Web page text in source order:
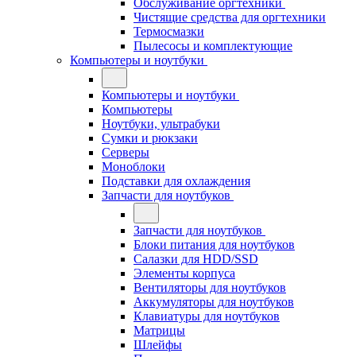
Обслуживание оргтехники
Чистящие средства для оргтехники
Термосмазки
Пылесосы и комплектующие
Компьютеры и ноутбуки
Компьютеры и ноутбуки
Компьютеры
Ноутбуки, ультрабуки
Сумки и рюкзаки
Серверы
Моноблоки
Подставки для охлаждения
Запчасти для ноутбуков
Запчасти для ноутбуков
Блоки питания для ноутбуков
Салазки для HDD/SSD
Элементы корпуса
Вентиляторы для ноутбуков
Аккумуляторы для ноутбуков
Клавиатуры для ноутбуков
Матрицы
Шлейфы